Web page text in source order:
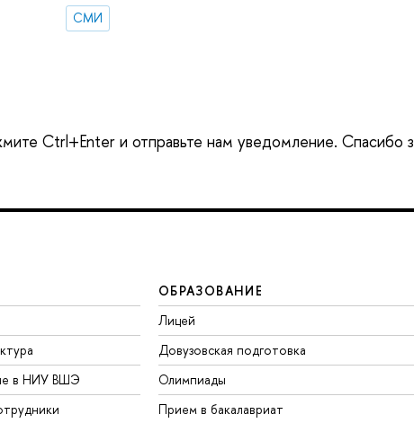
СМИ
Ctrl+Enter и отправьте нам уведомление. Спасибо
в НИУ ВШЭ
ОБРАЗОВАНИЕ
Лицей
Довузовская подготовка
Олимпиады
Прием в бакалавриат